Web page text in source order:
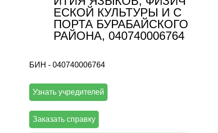
ЕСКОЙ КУЛЬТУРЫ И С
ПОРТА БУРАБАЙСКОГО
РАЙОНА, 040740006764
БИН - 040740006764
Узнать учредителей
Заказать справку